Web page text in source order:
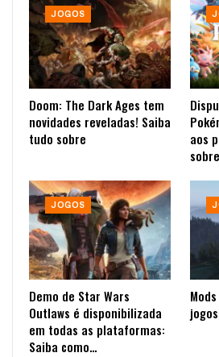
JOGOS
Doom: The Dark Ages tem
novidades reveladas! Saiba
tudo sobre
aos
JOGOS
Demo de Star Wars
Outlaws é disponibilizada
em todas as plataformas:
Saiba como…